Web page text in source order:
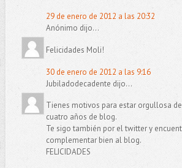
29 de enero de 2012 a las 20:32
Anónimo dijo...
Felicidades Moli!
30 de enero de 2012 a las 9:16
Jubiladodecadente dijo...
Tienes motivos para estar orgullosa
cuatro años de blog.
Te sigo también por el twitter y
complementar bien al blog.
FELICIDADES